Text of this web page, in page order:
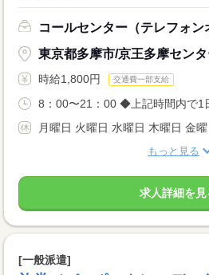
コールセンター（テレフォン
東京都多摩市/京王多摩セン
時給1,800円 交通費一部支給
8：00〜21：00 ◆上記時間内で1
月曜日 火曜日 水曜日 木曜日 金
もっと見る
求人詳細を見
[一般派遣]